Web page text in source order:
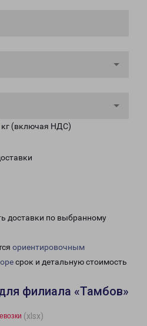
кг (включая НДС)
доставки по выбранному
ориентировочным
срок и детальную стоимость
филиала «Тамбов»
(xlsx)